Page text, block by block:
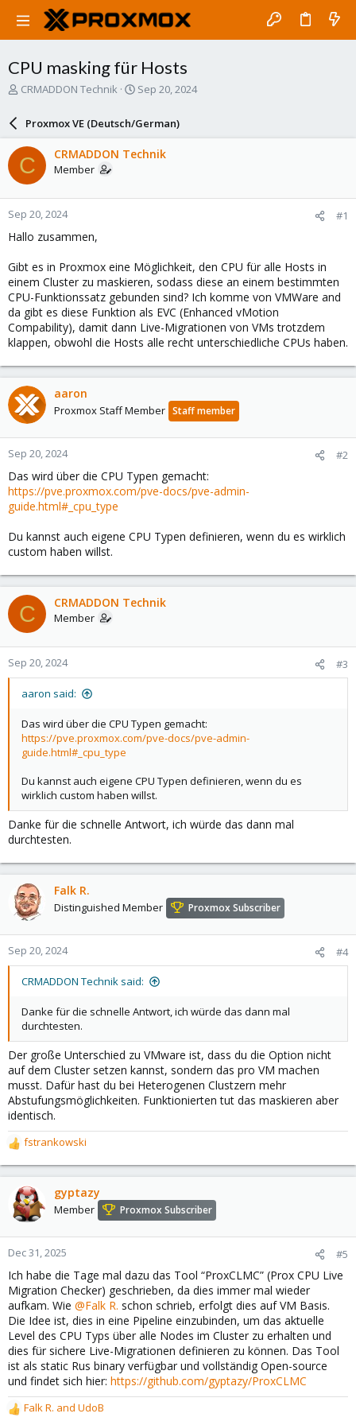
CPU masking für Hosts
T
a
d
s
t
a
r
t
e
CRMADDON Technik
S
a
r
d
e
Sep 20, 2024
Proxmox VE (Deutsch/German)
C CRMADDON Technik
Member
Sep 20, 2024 #1
Hallo zusammen,
Gibt es in Proxmox eine Möglichkeit, den CPU für alle Hosts in
einem Cluster zu maskieren, sodass diese an einem bestimmten
CPU-Funktionssatz gebunden sind? Ich komme von VMWare and
da gibt es diese Funktion als EVC (Enhanced vMotion
Compability), damit dann Live-Migrationen von VMs trotzdem
klappen, obwohl die Hosts alle recht unterschiedliche CPUs haben.
aaron
Proxmox Staff Member Staff member
Sep 20, 2024 #2
Das wird über die CPU Typen gemacht:
https://pve.proxmox.com/pve-docs/pve-admin-
guide.html#_cpu_type
Du kannst auch eigene CPU Typen definieren, wenn du es wirklich
custom haben willst.
C CRMADDON Technik
Member
Sep 20, 2024 #3
aaron said:
Das wird über die CPU Typen gemacht:
https://pve.proxmox.com/pve-docs/pve-admin-
guide.html#_cpu_type
Du kannst auch eigene CPU Typen definieren, wenn du es
wirklich custom haben willst.
Danke für die schnelle Antwort, ich würde das dann mal
durchtesten.
Falk R.
Distinguished Member Proxmox Subscriber
Sep 20, 2024 #4
CRMADDON Technik said:
Danke für die schnelle Antwort, ich würde das dann mal
durchtesten.
Der große Unterschied zu VMware ist, dass du die Option nicht
auf dem Cluster setzen kannst, sondern das pro VM machen
musst. Dafür hast du bei Heterogenen Clustzern mehr
Abstufungsmöglichkeiten. Funktionierten tut das maskieren aber
identisch.
R
e
a
o
n
:
fstrankowski
gyptazy
Member Proxmox Subscriber
Dec 31, 2025 #5
Ich habe die Tage mal dazu das Tool “ProxCLMC” (Prox CPU Live
Migration Checker) geschrieben, da dies immer mal wieder
aufkam. Wie @Falk R. schon schrieb, erfolgt dies auf VM Basis.
Die Idee ist, dies in eine Pipeline einzubinden, um das aktuelle
Level des CPU Typs über alle Nodes im Cluster zu erhalten und
dies für sichere Live-Migrationen definieren zu können. Das Tool
ist als static Rus binary verfügbar und vollständig Open-source
und findet sich hier: https://github.com/gyptazy/ProxCLMC
R
Falk R. and UdoB